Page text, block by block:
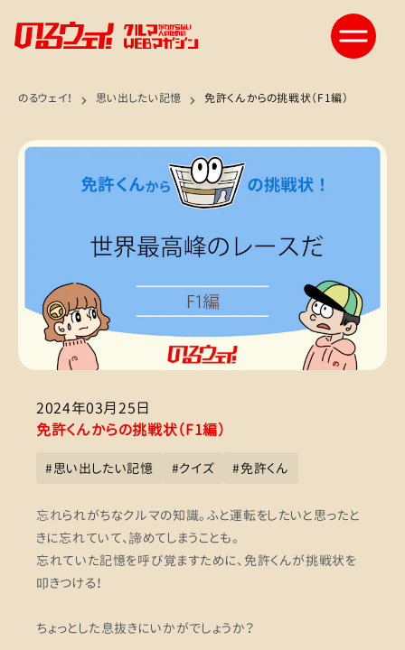
のるウェイ！ 思い出したい記憶 免許くんからの挑戦状（F1編）
2024年03月25日
免許くんからの挑戦状（F1編）
#思い出したい記憶 #クイズ #免許くん
忘れられがちなクルマの知識。ふと運転をしたいと思ったと
きに忘れていて、諦めてしまうことも。
忘れていた記憶を呼び覚ますために、免許くんが挑戦状を
叩きつける！
ちょっとした息抜きにいかがでしょうか？